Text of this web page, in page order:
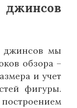
джинсов мы
обзора –
и учет
фигуры.